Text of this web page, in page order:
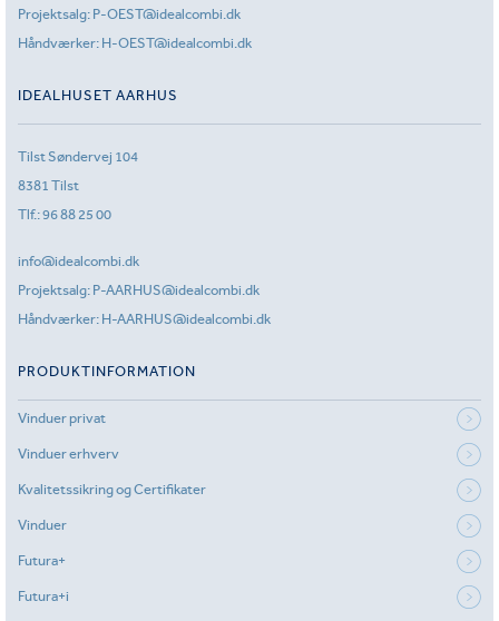
Projektsalg: P-OEST@idealcombi.dk
Håndværker: H-OEST@idealcombi.dk
IDEALHUSET AARHUS
Tilst Søndervej 104
8381 Tilst
Tlf.:96 88 25 00
info@idealcombi.dk
Projektsalg: P-AARHUS@idealcombi.dk
Håndværker: H-AARHUS@idealcombi.dk
PRODUKTINFORMATION
Vinduer privat
Vinduer erhverv
Kvalitetssikring og Certifikater
Vinduer
Futura+
Futura+i